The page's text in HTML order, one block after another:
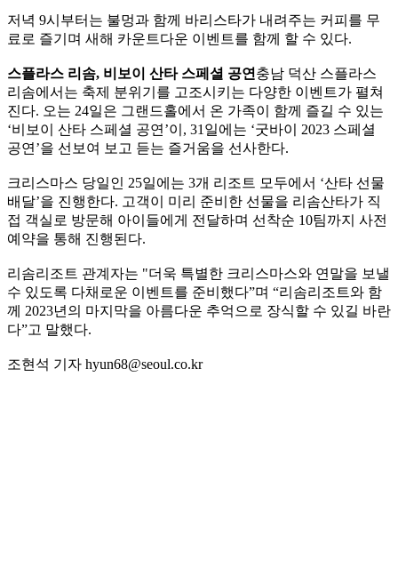
저녁 9시부터는 불멍과 함께 바리스타가 내려주는 커피를 무
료로 즐기며 새해 카운트다운 이벤트를 함께 할 수 있다.
스플라스 리솜, 비보이 산타 스페셜 공연 충남 덕산 스플라스
리솜에서는 축제 분위기를 고조시키는 다양한 이벤트가 펼쳐
진다. 오는 24일은 그랜드홀에서 온 가족이 함께 즐길 수 있는
‘비보이 산타 스페셜 공연’이, 31일에는 ‘굿바이 2023 스페셜
공연’을 선보여 보고 듣는 즐거움을 선사한다.
크리스마스 당일인 25일에는 3개 리조트 모두에서 ‘산타 선물
배달’을 진행한다. 고객이 미리 준비한 선물을 리솜산타가 직
접 객실로 방문해 아이들에게 전달하며 선착순 10팀까지 사전
예약을 통해 진행된다.
리솜리조트 관계자는 "더욱 특별한 크리스마스와 연말을 보낼
수 있도록 다채로운 이벤트를 준비했다”며 “리솜리조트와 함
께 2023년의 마지막을 아름다운 추억으로 장식할 수 있길 바란
다”고 말했다.
조현석 기자 hyun68@seoul.co.kr